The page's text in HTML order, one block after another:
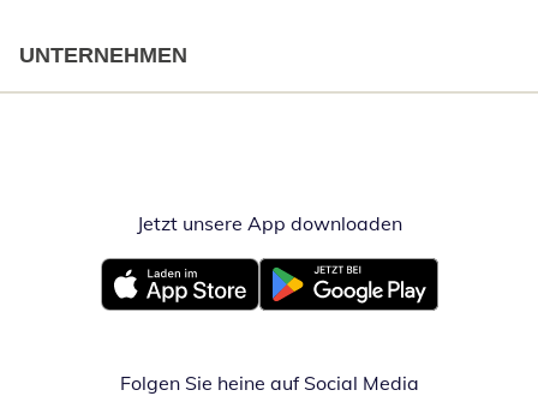
UNTERNEHMEN
Jetzt unsere App downloadenÖffnet in
Öffnet in neuem FensterÖffnet in neuem Fenster
Folgen Sie heine auf Social Media